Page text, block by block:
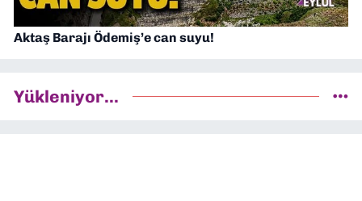
Aktaş Barajı Ödemiş’e can suyu!
Yükleniyor...